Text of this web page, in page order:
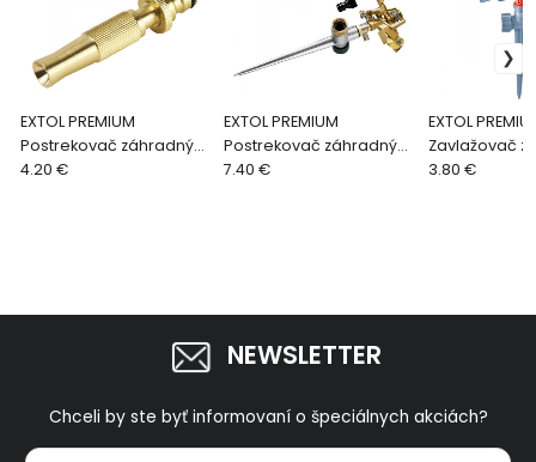
EXTOL PREMIUM
Postrekovač záhradný
mosadzný 8876051
4.20 €
EXTOL PREMIUM
Postrekovač záhradný
pulzujúci, s kovovým
7.40 €
EXTOL
Zavlažovač
rotujúci,
3.80 €
NEWSLETTER
Chceli by ste byť informovaní o špeciálnych akciách?